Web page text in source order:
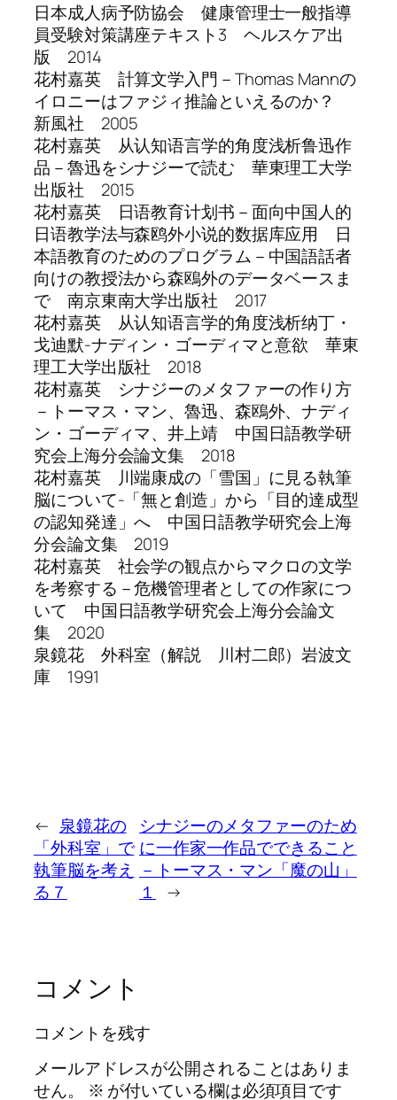
日本成人病予防協会 健康管理士一般指導
員受験対策講座テキスト3 ヘルスケア出
版 2014
花村嘉英 計算文学入門－Thomas Mannの
イロニーはファジィ推論といえるのか？
新風社 2005
花村嘉英 从认知语言学的角度浅析鲁迅作
品－魯迅をシナジーで読む 華東理工大学
出版社 2015
花村嘉英 日语教育计划书－面向中国人的
日语教学法与森鸥外小说的数据库应用 日
本語教育のためのプログラム－中国語話者
向けの教授法から森鴎外のデータベースま
で 南京東南大学出版社 2017
花村嘉英 从认知语言学的角度浅析纳丁・
戈迪默-ナディン・ゴーディマと意欲 華東
理工大学出版社 2018
花村嘉英 シナジーのメタファーの作り方
－トーマス・マン、魯迅、森鴎外、ナディ
ン・ゴーディマ、井上靖 中国日語教学研
究会上海分会論文集 2018
花村嘉英 川端康成の「雪国」に見る執筆
脳について-「無と創造」から「目的達成型
の認知発達」へ 中国日語教学研究会上海
分会論文集 2019
花村嘉英 社会学の観点からマクロの文学
を考察する－危機管理者としての作家につ
いて 中国日語教学研究会上海分会論文
集 2020
泉鏡花 外科室（解説 川村二郎）岩波文
庫 1991
← 泉鏡花の
「外科室」で
執筆脳を考え
る７
シナジーのメタファーのため
に一作家一作品でできること
－トーマス・マン「魔の山」
１
→
コメント
コメントを残す
メールアドレスが公開されることはありま
せん。
※ が付いている欄は必須項目です